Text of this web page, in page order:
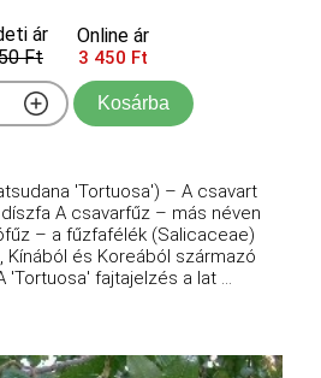
ár
Ft
Online ár
3 450 Ft
Kosárba
'Tortuosa') – A csavart
A csavarfűz – más néven
– a fűzfafélék (Salicaceae)
Kínából és Koreából származó
'Tortuosa' fajtajelzés a lat ...